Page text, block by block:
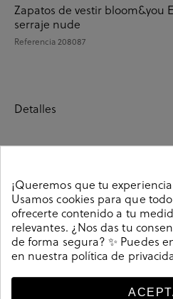
Zapatos de vestir bloom&you
serraje nude
Referencia208087
Detalles
no es extraible. Hecho en
Referencia208087
Guía de tallas
¡Queremos que tu
Usamos cookies para que
ofrecerte contenido a tu
relevantes. ¿Nos das tu
de forma segura? ✨ Puedes
en nuestra política de